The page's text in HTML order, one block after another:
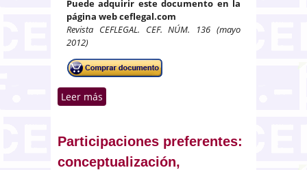
Puede adquirir este documento en la
página web ceflegal.com
Revista CEFLEGAL. CEF. NÚM. 136 (mayo
2012)
Leer más
atraviesa: ¿Un nuevo (e
inaceptable) sistema de fuentes?
Participaciones preferentes:
conceptualización,